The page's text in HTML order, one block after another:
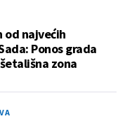
od najvećih
Ponos grada
zona